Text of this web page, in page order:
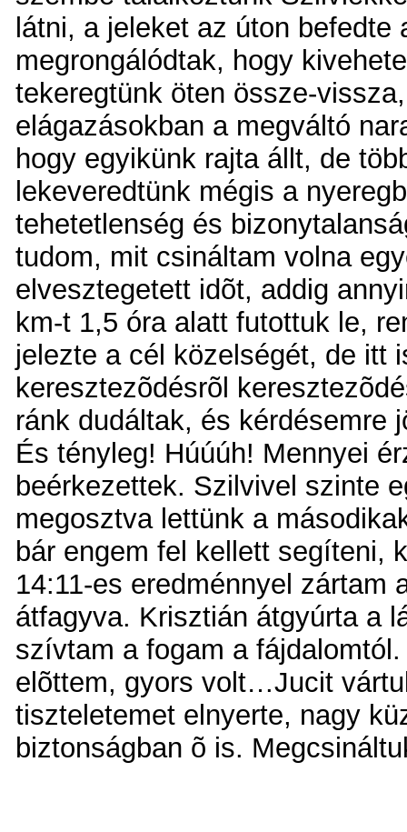
látni, a jeleket az úton
megrongálódtak, hogy
tekeregtünk öten össze-
elágazásokban a megváltó
hogy egyikünk rajta állt, de
lekeveredtünk mégis a
tehetetlenség és
tudom, mit csináltam volna
elvesztegetett idõt, addig
km-t 1,5 óra alatt futottuk le,
jelezte a cél közelségét, de itt
keresztezõdésrõl
ránk dudáltak, és kérdésemre
És tényleg! Húúúh! Mennyei
beérkezettek. Szilvivel szinte
megosztva lettünk a
bár engem fel kellett segíteni,
14:11-es eredménnyel zártam
átfagyva. Krisztián átgyúrta a
szívtam a fogam a
elõttem, gyors volt…Jucit
tiszteletemet elnyerte, nagy
biztonságban õ is.